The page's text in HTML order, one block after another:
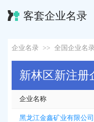
客套企业名录
企业名录 >> 全国企业名录
新林区新注册
企业名称
黑龙江金鑫矿业有限公司